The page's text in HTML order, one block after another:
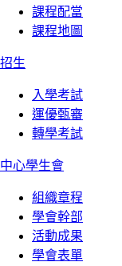
課程配當
課程地圖
招生
入學考試
運優甄審
轉學考試
中心學生會
組織章程
學會幹部
活動成果
學會表單